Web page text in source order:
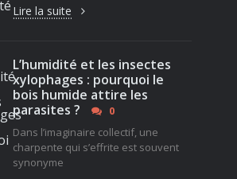
Lire la suite
L’humidité et les insectes
xylophages : pourquoi le
bois humide attire les
parasites ?
0
Dans l’imaginaire collectif, une
charpente qui s’effrite est souvent
synonyme